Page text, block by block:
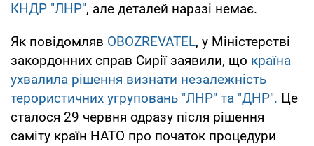
КНДР "ЛНР", але деталей наразі немає.
Як повідомляв OBOZREVATEL, у Міністерстві
закордонних справ Сирії заявили, що країна
ухвалила рішення визнати незалежність
терористичних угруповань "ЛНР" та "ДНР". Це
сталося 29 червня одразу після рішення
саміту країн НАТО про початок процедури